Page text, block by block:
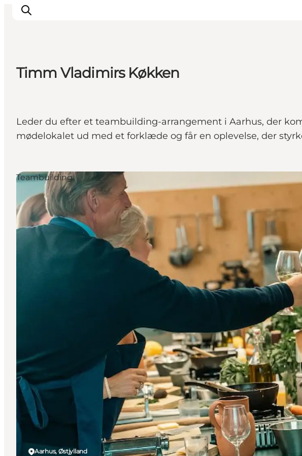
Vores service
Viden & Netværk
Kontakt
Timm Vladimirs Køkken
Leder du efter et teambuilding-arrangement i Aarhus, der
mødelokalet ud med et forklæde og får en oplevelse, der
Aarhus, Østjylland
Teambuilding